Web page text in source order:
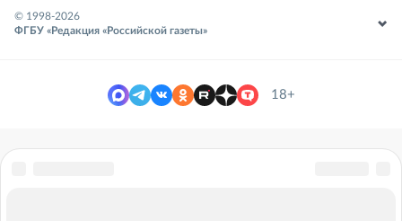
© 1998-2026
ФГБУ «Редакция «Российской газеты»
18+